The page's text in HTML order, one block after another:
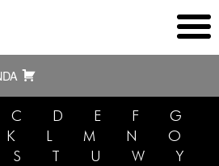
C D E F
G
K L M N
O
S T U W
Y